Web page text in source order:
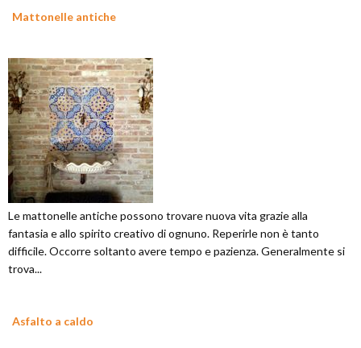
Mattonelle antiche
Le mattonelle antiche possono trovare nuova vita grazie alla
fantasia e allo spirito creativo di ognuno. Reperirle non è tanto
difficile. Occorre soltanto avere tempo e pazienza. Generalmente si
trova...
Asfalto a caldo